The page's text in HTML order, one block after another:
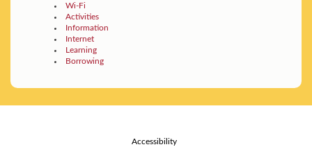
Wi-Fi
Activities
Information
Internet
Learning
Borrowing
Accessibility